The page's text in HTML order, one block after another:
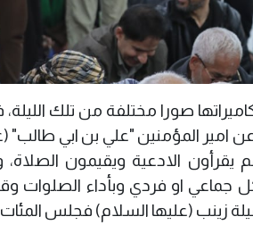
صورا مختلفة من تلك
المؤمنين "علي بن ابي طالب"
يقرأون الادعية ويقيمون
جماعي او فردي وبأداء الصلوات
زينب (عليها السلام) فجلس